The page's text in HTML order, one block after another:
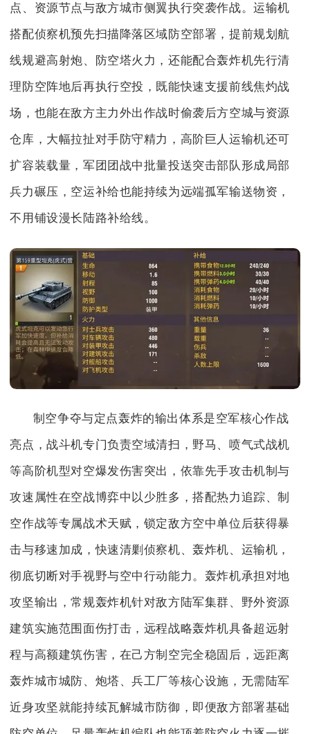
点、资源节点与敌方城市侧翼执行突袭作战。运输机
搭配侦察机预先扫描降落区域防空部署，提前规划航
线规避高射炮、防空塔火力，还能配合轰炸机先行清
理防空阵地后再执行空投，既能快速支援前线焦灼战
场，也能在敌方主力外出作战时偷袭后方空城与资源
仓库，大幅拉扯对手防守精力，高阶巨人运输机还可
扩容装载量，军团团战中批量投送突击部队形成局部
兵力碾压，空运补给也能持续为远端孤军输送物资，
不用铺设漫长陆路补给线。
制空争夺与定点轰炸的输出体系是空军核心作战
亮点，战斗机专门负责空域清扫，野马、喷气式战机
等高阶机型对空爆发伤害突出，依靠先手攻击机制与
攻速属性在空战博弈中以少胜多，搭配热力追踪、制
空作战等专属战术天赋，锁定敌方空中单位后获得暴
击与移速加成，快速清剿侦察机、轰炸机、运输机，
彻底切断对手视野与空中行动能力。轰炸机承担对地
攻坚输出，常规轰炸机针对敌方陆军集群、野外资源
建筑实施范围面伤打击，远程战略轰炸机具备超远射
程与高额建筑伤害，在己方制空完全稳固后，远距离
轰炸城市城防、炮塔、兵工厂等核心设施，无需陆军
近身攻坚就能持续瓦解城市防御，即便敌方部署基础